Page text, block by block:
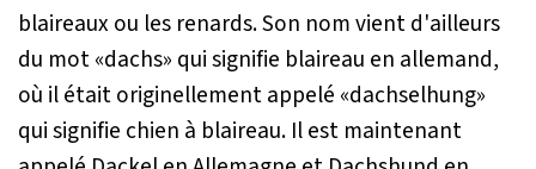
blaireaux ou les renards. Son nom vient d'ailleurs
du mot «dachs» qui signifie blaireau en allemand,
où il était originellement appelé «dachselhung»
qui signifie chien à blaireau. Il est maintenant